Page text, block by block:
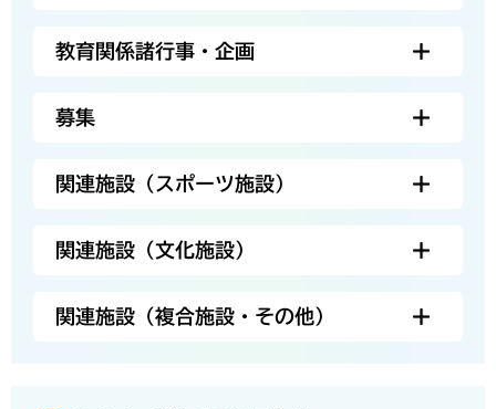
教育関係諸行事・企画
募集
関連施設（スポーツ施設）
関連施設（文化施設）
関連施設（複合施設・その他）